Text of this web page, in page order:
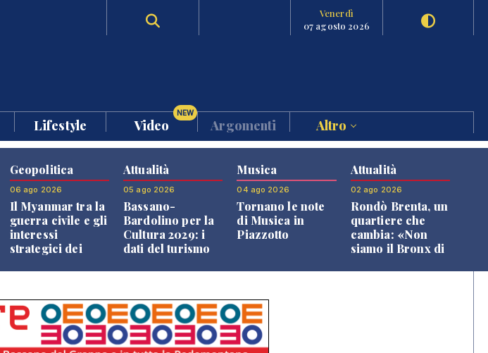
Venerdì
07 agosto 2026
Lifestyle Video
NEW
Argomenti Altro
Geopolitica
06 ago 2026
Il Myanmar tra la
guerra civile e gli
interessi
strategici dei
Attualità
05 ago 2026
Bassano-
Bardolino per la
Cultura 2029: i
dati del turismo
Musica
04 ago 2026
Tornano le note
di Musica in
Piazzotto
Attualità
02 ago 2026
Rondò Brenta, un
quartiere che
cambia: «Non
siamo il Bronx di